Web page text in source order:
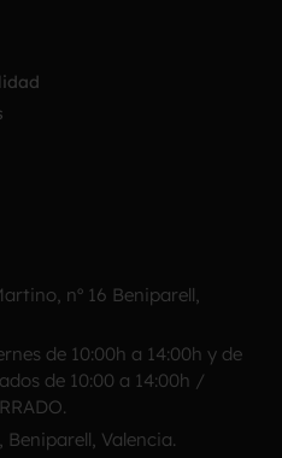
nº 16 Beniparell,
de 10:00h a 14:00h y de
de 10:00 a 14:00h /
Beniparell, Valencia.